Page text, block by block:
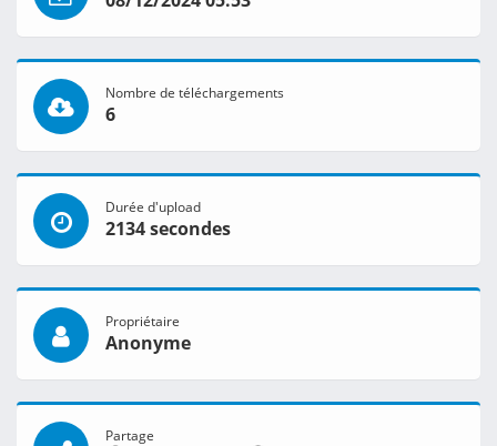
Nombre de téléchargements
6
Durée d'upload
2134 secondes
Propriétaire
Anonyme
Partage